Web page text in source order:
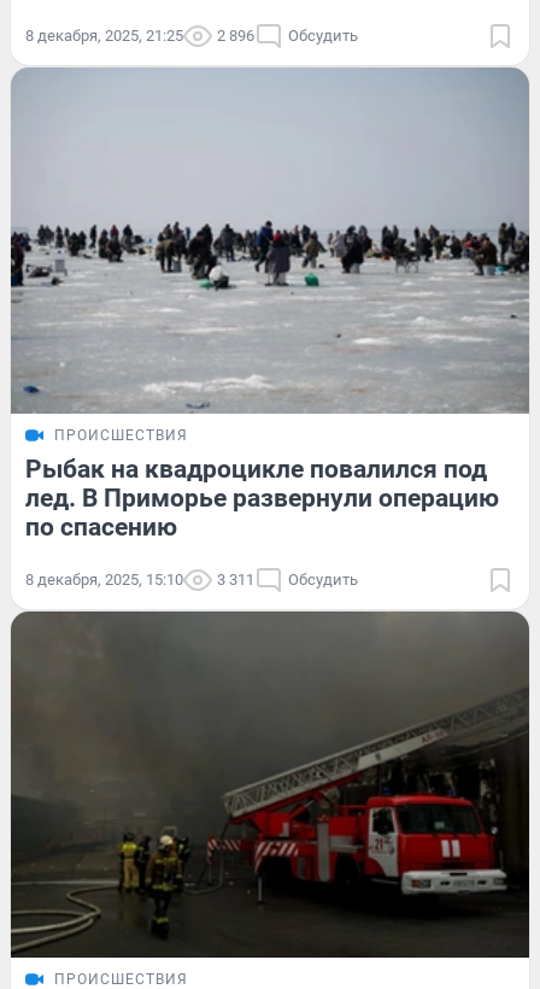
8 декабря, 2025, 21:25 2 896 Обсудить
ПРОИСШЕСТВИЯ
Рыбак на квадроцикле повалился под
лед. В Приморье развернули операцию
по спасению
8 декабря, 2025, 15:10 3 311 Обсудить
ПРОИСШЕСТВИЯ